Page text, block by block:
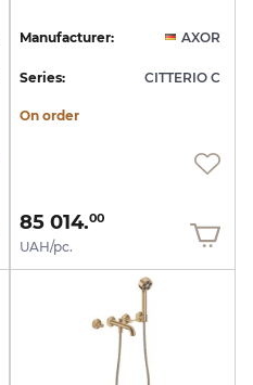
Manufacturer: AXOR
Series: CITTERIO C
On order
85 014.00
UAH/pc.